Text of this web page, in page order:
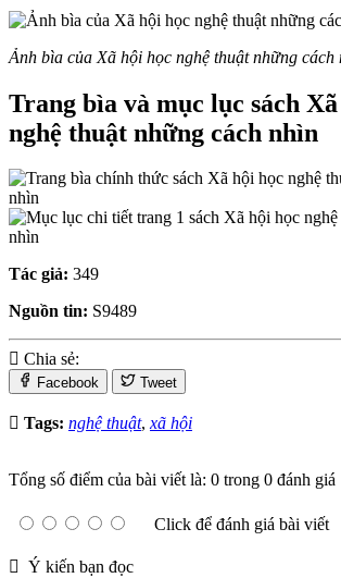
Ảnh bìa của Xã hội học nghệ thuật những cách
Trang bìa và mục lục sách
nghệ thuật những cách nhìn
Tác giả: 349
Nguồn tin: S9489
Chia sẻ:
Facebook Tweet
Tags: nghệ thuật,xã hội
Tổng số điểm của bài viết là: 0 trong 0 đánh giá
Click để đánh giá bài viết
Ý kiến bạn đọc